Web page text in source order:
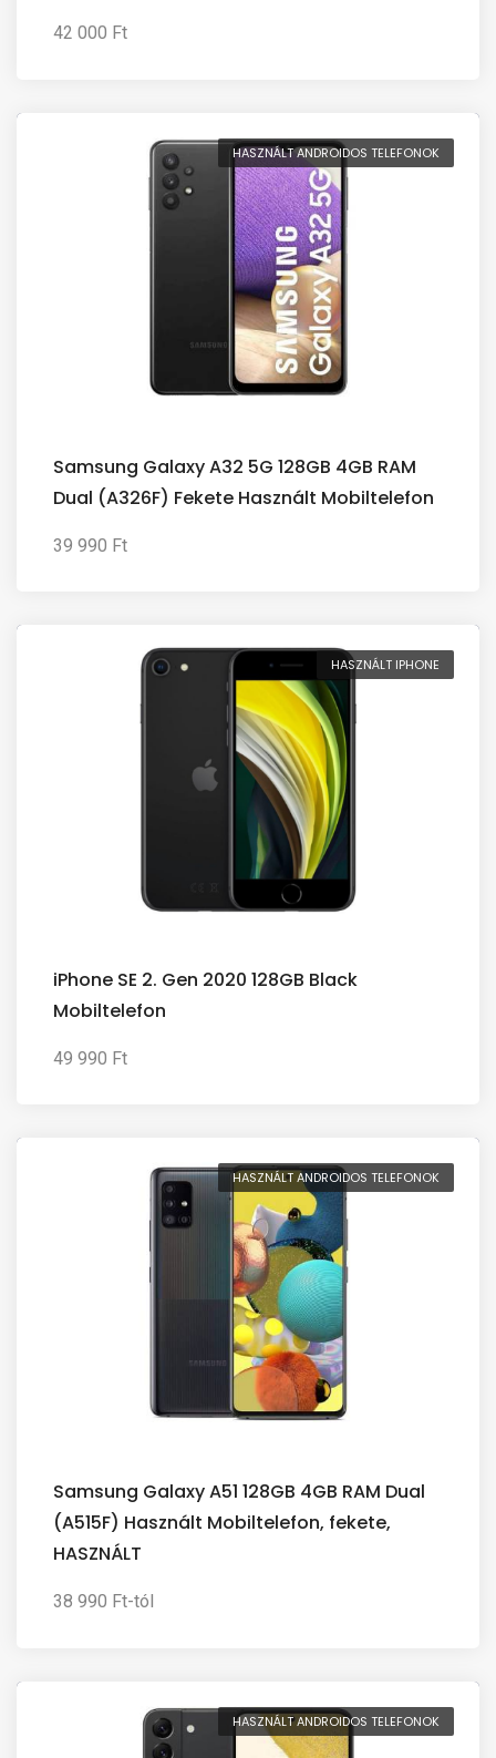
42 000 Ft
HASZNÁLT ANDROIDOS TELEFONOK
Samsung Galaxy A32 5G 128GB 4GB RAM
Dual (A326F) Fekete Használt Mobiltelefon
39 990 Ft
HASZNÁLT IPHONE
iPhone SE 2. Gen 2020 128GB Black
Mobiltelefon
49 990 Ft
HASZNÁLT ANDROIDOS TELEFONOK
Samsung Galaxy A51 128GB 4GB RAM Dual
(A515F) Használt Mobiltelefon, fekete,
HASZNÁLT
38 990 Ft-tól
HASZNÁLT ANDROIDOS TELEFONOK